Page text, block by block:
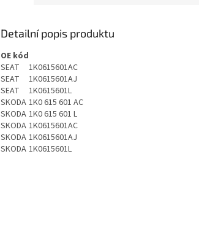
Detailní popis produktu
OE kód
SEAT
1K0615601AC
SEAT
1K0615601AJ
SEAT
1K0615601L
SKODA 1K0 615 601 AC
SKODA 1K0 615 601 L
SKODA 1K0615601AC
SKODA 1K0615601AJ
SKODA 1K0615601L